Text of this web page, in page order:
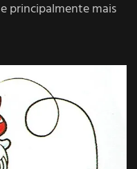
principalmente mais